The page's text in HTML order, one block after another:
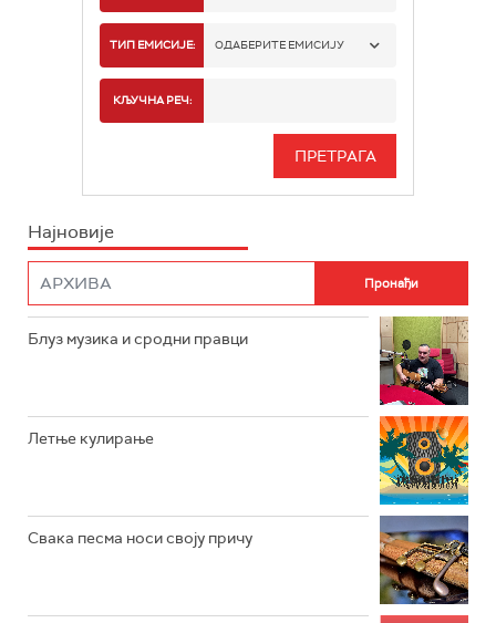
РАДИО БЕОГРАД 1
РАДИО БЕОГРАД 3
РАДИО РОКЕНРОЛЕР
ТИП ЕМИСИЈЕ: ОДАБЕРИТЕ ЕМИСИЈУ
ИНФО
КЉУЧНА РЕЧ:
Најновије
Блуз музика и сродни правци
Летње кулирање
Свака песма носи своју причу